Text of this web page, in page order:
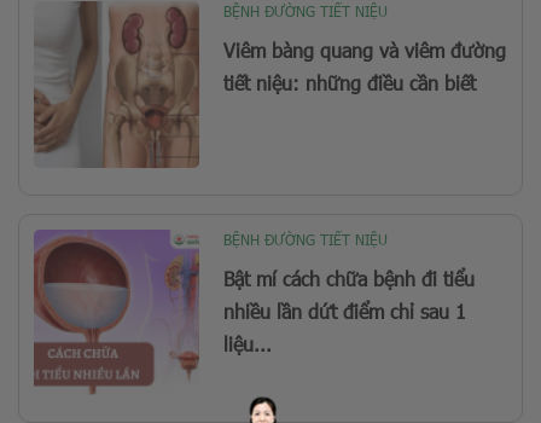
BỆNH ĐƯỜNG TIẾT NIỆU
Viêm bàng quang và viêm đường
tiết niệu: những điều cần biết
BỆNH ĐƯỜNG TIẾT NIỆU
Bật mí cách chữa bệnh đi tiểu
nhiều lần dứt điểm chỉ sau 1
liệu...